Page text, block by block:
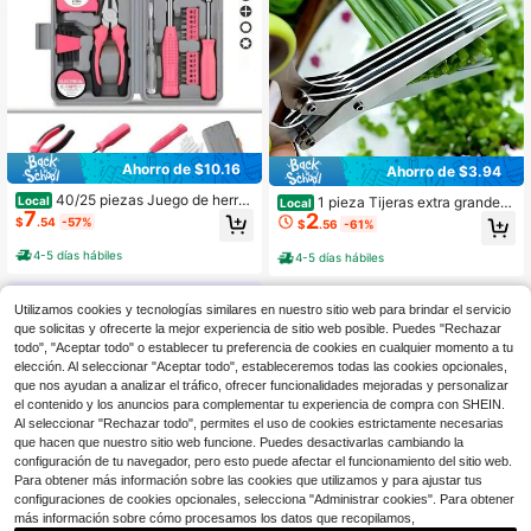
carne.
Ahorro de $10.16
Local 40/25 piezas Juego de herra
mientas profesional, Caja de herram
ientas multifuncional, Diseño portáti
l, Adecuado para reparaciones en el
hogar y el automóvil, Juego de herr
amientas para entusiastas y profesi
os
$7.54 -57%
4-5 días hábiles
Ahorro de $3.94
Local 1 pieza Tijeras extra grandes
de 5 capas para cebolla verde, dise
ño , cortador de verduras y frutas, h
erramienta de accesorios de cocin
a, para picar cebolla verde y chiles
de forma manual, diseño portátil
$2.56 -61%
4-5 días hábiles
Utilizamos cookies y tecnologías similares en nuestro sitio web para brindar el servicio
que solicitas y ofrecerte la mejor experiencia de sitio web posible. Puedes "Rechazar
todo", "Aceptar todo" o establecer tu preferencia de cookies en cualquier momento a tu
elección. Al seleccionar "Aceptar todo", estableceremos todas las cookies opcionales,
que nos ayudan a analizar el tráfico, ofrecer funcionalidades mejoradas y personalizar
el contenido y los anuncios para complementar tu experiencia de compra con SHEIN.
Al seleccionar "Rechazar todo", permites el uso de cookies estrictamente necesarias
que hacen que nuestro sitio web funcione. Puedes desactivarlas cambiando la
configuración de tu navegador, pero esto puede afectar el funcionamiento del sitio web.
Para obtener más información sobre las cookies que utilizamos y para ajustar tus
configuraciones de cookies opcionales, selecciona "Administrar cookies". Para obtener
más información sobre cómo procesamos los datos que recopilamos,